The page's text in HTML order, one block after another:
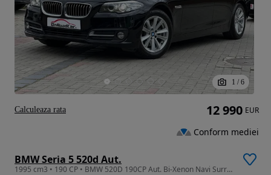
1 / 6
BMW Seria 5 520d Aut.
1995 cm3 • 190 CP • BMW 520D 190CP Aut. Bi-Xenon Navi Surround View
12 990 EUR
Conform mediei
Calculeaza rata